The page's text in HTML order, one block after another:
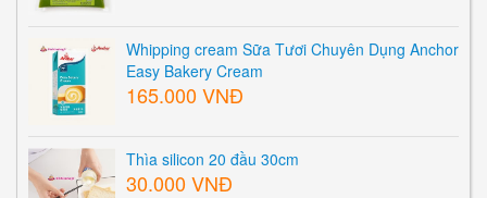
Whipping cream Sữa Tươi Chuyên Dụng Anchor
Easy Bakery Cream
165.000 VNĐ
Thìa silicon 20 đầu 30cm
30.000 VNĐ